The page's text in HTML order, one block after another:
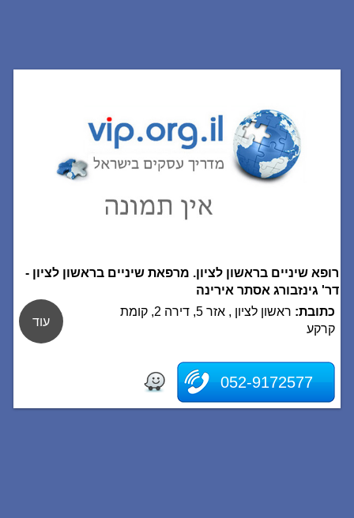
רופא שיניים בראשון לציון. מרפאת שיניים בראשון לציון -
דר' גינזבורג אסתר אירינה
כתובת:
ראשון לציון , אזר 5, דירה 2, קומת
קרקע
052-9172577
עוד